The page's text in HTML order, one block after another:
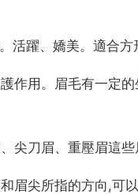
躍、嬌美。適合方
作用。眉毛有一定
尖刀眉、重壓眉這些
眉尖所指的方向,可